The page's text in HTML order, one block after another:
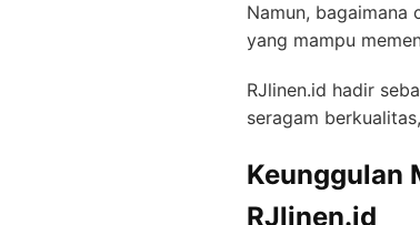
Namun, bagaimana
yang mampu
RJlinen.id hadir
seragam
Keunggulan
RJlinen.id